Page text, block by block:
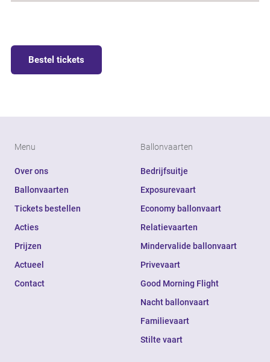
Bestel tickets
Menu
Over ons
Ballonvaarten
Tickets bestellen
Acties
Prijzen
Actueel
Contact
Ballonvaarten
Bedrijfsuitje
Exposurevaart
Economy ballonvaart
Relatievaarten
Mindervalide ballonvaart
Privevaart
Good Morning Flight
Nacht ballonvaart
Familievaart
Stilte vaart